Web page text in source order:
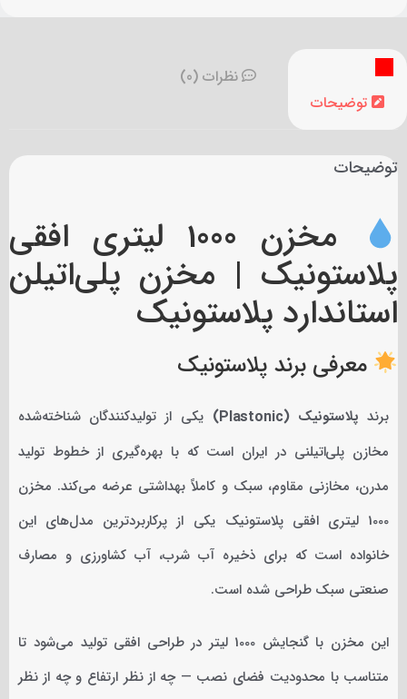
توضیحات
نظرات (0)
توضیحات
مخزن 1000 لیتری افقی
پلاستونیک | مخزن پلی‌اتیلن
استاندارد پلاستونیک
معرفی برند پلاستونیک
برند پلاستونیک (Plastonic)
یکی از تولیدکنندگان شناخته‌شده
مخازن پلی‌اتیلنی در ایران است که با بهره‌گیری از خطوط تولید
مدرن، مخازنی مقاوم، سبک و کاملاً بهداشتی عرضه می‌کند. مخزن
1000 لیتری افقی پلاستونیک یکی از پرکاربردترین مدل‌های این
خانواده است که برای ذخیره آب شرب، آب کشاورزی و مصارف
صنعتی سبک طراحی شده است.
این مخزن با گنجایش 1000 لیتر در طراحی افقی تولید می‌شود تا
متناسب با محدودیت فضای نصب — چه از نظر ارتفاع و چه از نظر